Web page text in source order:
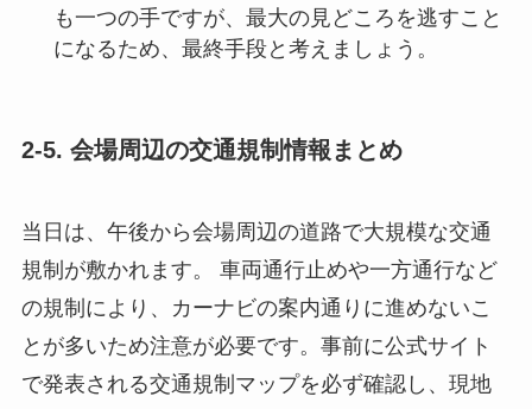
も一つの手ですが、最大の見どころを逃すこと
になるため、最終手段と考えましょう。
2-5. 会場周辺の交通規制情報まとめ
当日は、午後から会場周辺の道路で大規模な交通
規制が敷かれます。 車両通行止めや一方通行など
の規制により、カーナビの案内通りに進めないこ
とが多いため注意が必要です。事前に公式サイト
で発表される交通規制マップを必ず確認し、現地